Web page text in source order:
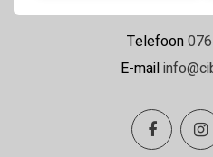
Telefoon
E-mail